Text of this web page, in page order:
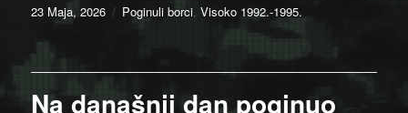
Posted
23 Maja, 2026 Categories
Poginuli borci,Visoko 1992.-1995.
Na današnji dan poginuo